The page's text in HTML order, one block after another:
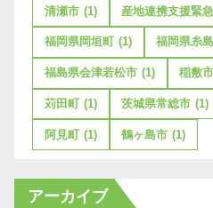
清瀬市 (1) 産地連携支援緊
福岡県岡垣町 (1) 福岡県糸
福島県会津若松市 (1) 稲敷市
苅田町 (1) 茨城県常総市 (1)
阿見町 (1) 鶴ヶ島市 (1)
アーカイブ